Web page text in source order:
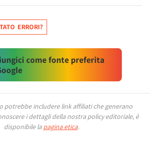
ERRORI?
come fonte preferita
potrebbe includere link affiliati che generano
i dettagli della nostra policy editoriale, è
disponibile la pagina etica.